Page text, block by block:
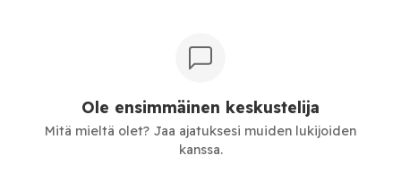
Ole ensimmäinen keskustelija
Mitä mieltä olet? Jaa ajatuksesi muiden lukijoiden
kanssa.